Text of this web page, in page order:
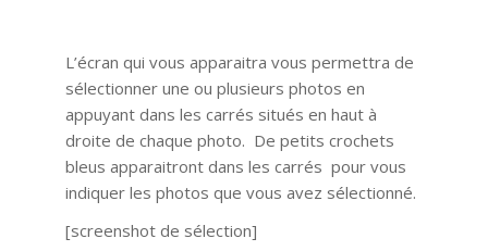
L’écran qui vous apparaitra vous permettra de
sélectionner une ou plusieurs photos en
appuyant dans les carrés situés en haut à
droite de chaque photo. De petits crochets
bleus apparaitront dans les carrés pour vous
indiquer les photos que vous avez sélectionné.
[screenshot de sélection]